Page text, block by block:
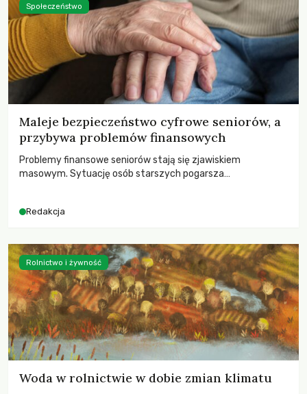
Maleje bezpieczeństwo cyfrowe seniorów, a
przybywa problemów finansowych
Problemy finansowe seniorów stają się zjawiskiem
masowym. Sytuację osób starszych pogarsza
Redakcja
Społeczeństwo
Woda w rolnictwie w dobie zmian klimatu
Rolnictwo i żywność